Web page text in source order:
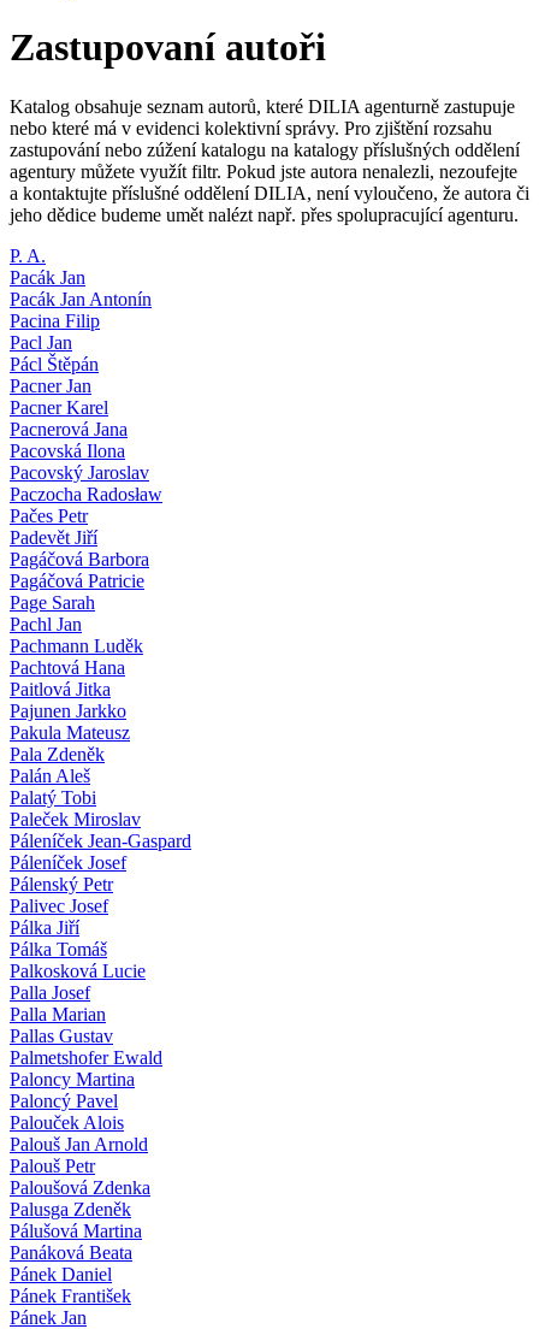
Zastupovaní autoři
Katalog obsahuje seznam autorů, které DILIA agenturně zastupuje
nebo které má v evidenci kolektivní správy. Pro zjištění rozsahu
zastupování nebo zúžení katalogu na katalogy příslušných oddělení
agentury můžete využít filtr. Pokud jste autora nenalezli, nezoufejte
a kontaktujte příslušné oddělení DILIA, není vyloučeno, že autora či
jeho dědice budeme umět nalézt např. přes spolupracující agenturu.
P. A.
Pacák Jan
Pacák Jan Antonín
Pacina Filip
Pacl Jan
Pácl Štěpán
Pacner Jan
Pacner Karel
Pacnerová Jana
Pacovská Ilona
Pacovský Jaroslav
Paczocha Radosław
Pačes Petr
Padevět Jiří
Pagáčová Barbora
Pagáčová Patricie
Page Sarah
Pachl Jan
Pachmann Luděk
Pachtová Hana
Paitlová Jitka
Pajunen Jarkko
Pakula Mateusz
Pala Zdeněk
Palán Aleš
Palatý Tobi
Paleček Miroslav
Páleníček Jean-Gaspard
Páleníček Josef
Pálenský Petr
Palivec Josef
Pálka Jiří
Pálka Tomáš
Palkosková Lucie
Palla Josef
Palla Marian
Pallas Gustav
Palmetshofer Ewald
Paloncy Martina
Paloncý Pavel
Palouček Alois
Palouš Jan Arnold
Palouš Petr
Paloušová Zdenka
Palusga Zdeněk
Pálušová Martina
Panáková Beata
Pánek Daniel
Pánek František
Pánek Jan